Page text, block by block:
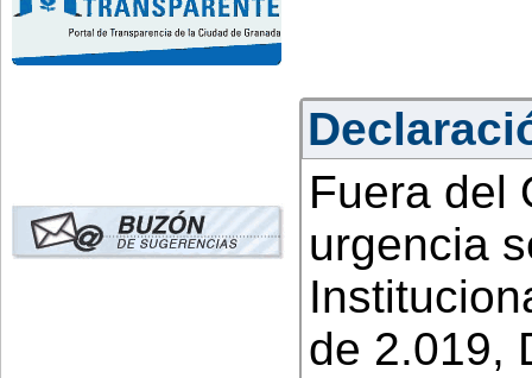
Fuera del
urgencia
de 2.019,